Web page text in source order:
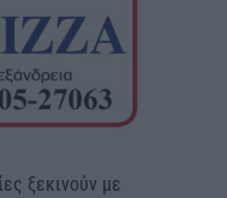
ξεκινούν με